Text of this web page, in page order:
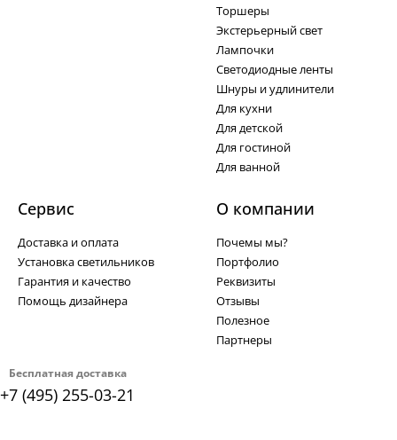
Бесплатная доставка
+7 (495) 255-03-21
Торшеры
Экстерьерный свет
Лампочки
Светодиодные ленты
Шнуры и удлинители
Для кухни
Для детской
Для гостиной
Для ванной
Сервис
Доставка и оплата
Установка светильников
Гарантия и качество
Помощь дизайнера
О компании
Почемы мы?
Портфолио
Реквизиты
Отзывы
Полезное
Партнеры